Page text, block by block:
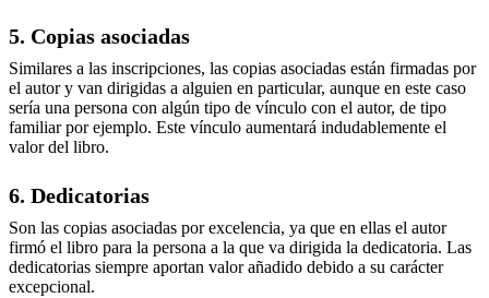
5. Copias asociadas
Similares a las inscripciones, las copias asociadas están firmadas por
el autor y van dirigidas a alguien en particular, aunque en este caso
sería una persona con algún tipo de vínculo con el autor, de tipo
familiar por ejemplo. Este vínculo aumentará indudablemente el
valor del libro.
6. Dedicatorias
Son las copias asociadas por excelencia, ya que en ellas el autor
firmó el libro para la persona a la que va dirigida la dedicatoria. Las
dedicatorias siempre aportan valor añadido debido a su carácter
excepcional.